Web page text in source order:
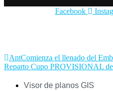
Facebook
AntComienza el llenado del
Reparto Cupo PROVISIONAL
Visor de planos GIS